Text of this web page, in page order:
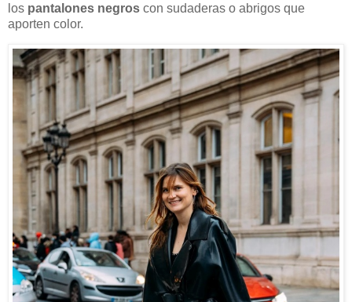
los pantalones negros con sudaderas o abrigos que
aporten color.